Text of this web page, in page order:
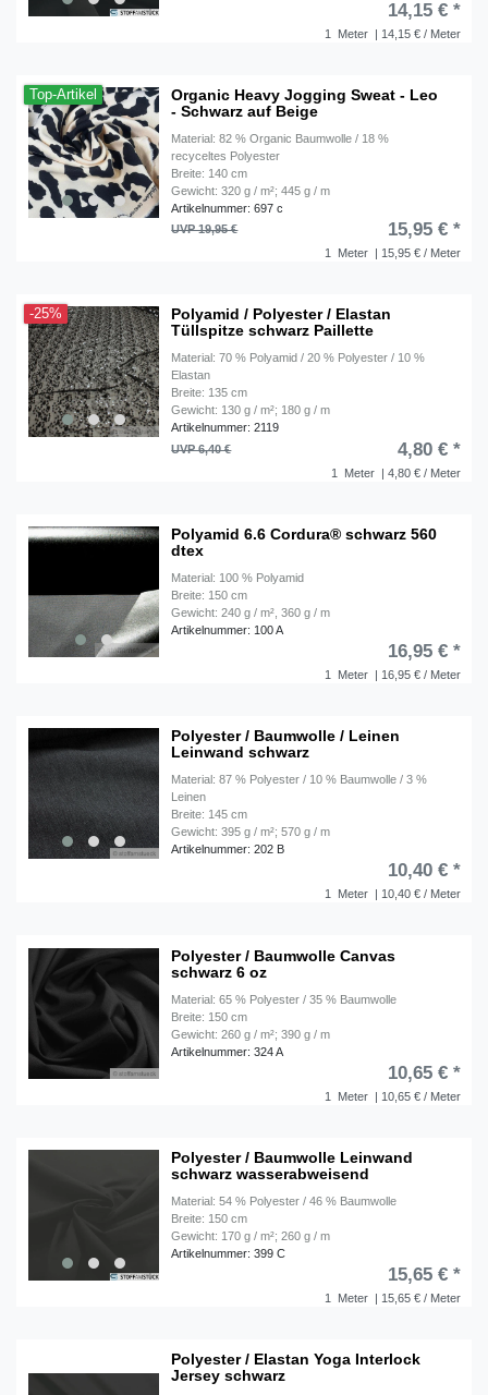
1 Meter | 14,15 € / Meter
14,15 € *
Top-Artikel
Organic Heavy Jogging Sweat - Leo
- Schwarz auf Beige
Material: 82 % Organic Baumwolle / 18 %
recyceltes Polyester
Breite: 140 cm
Gewicht: 320 g / m²; 445 g / m
Artikelnummer: 697 c
1 Meter | 15,95 € / Meter
UVP 19,95 € 15,95 € *
-25%
Polyamid / Polyester / Elastan
Tüllspitze schwarz Paillette
Material: 70 % Polyamid / 20 % Polyester / 10 %
Elastan
Breite: 135 cm
Gewicht: 130 g / m²; 180 g / m
Artikelnummer: 2119
1 Meter | 4,80 € / Meter
UVP 6,40 € 4,80 € *
Polyamid 6.6 Cordura® schwarz 560
dtex
Material: 100 % Polyamid
Breite: 150 cm
Gewicht: 240 g / m², 360 g / m
Artikelnummer: 100 A
1 Meter | 16,95 € / Meter
16,95 € *
Polyester / Baumwolle / Leinen
Leinwand schwarz
Material: 87 % Polyester / 10 % Baumwolle / 3 %
Leinen
Breite: 145 cm
Gewicht: 395 g / m²; 570 g / m
Artikelnummer: 202 B
1 Meter | 10,40 € / Meter
10,40 € *
Polyester / Baumwolle Canvas
schwarz 6 oz
Material: 65 % Polyester / 35 % Baumwolle
Breite: 150 cm
Gewicht: 260 g / m²; 390 g / m
Artikelnummer: 324 A
1 Meter | 10,65 € / Meter
10,65 € *
Polyester / Baumwolle Leinwand
schwarz wasserabweisend
Material: 54 % Polyester / 46 % Baumwolle
Breite: 150 cm
Gewicht: 170 g / m²; 260 g / m
Artikelnummer: 399 C
1 Meter | 15,65 € / Meter
15,65 € *
Polyester / Elastan Yoga Interlock
Jersey schwarz